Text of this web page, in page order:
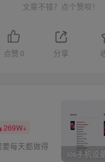
文章不错？点个赞呗！
点赞 0 分享
269W+
每天都做得